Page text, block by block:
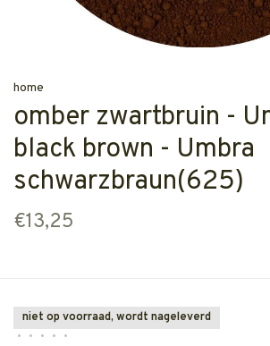
home
omber zwartbruin -
black brown - Umbra
schwarzbraun(625)
€13,25
niet op voorraad, wordt nageleverd
•
• • •
•